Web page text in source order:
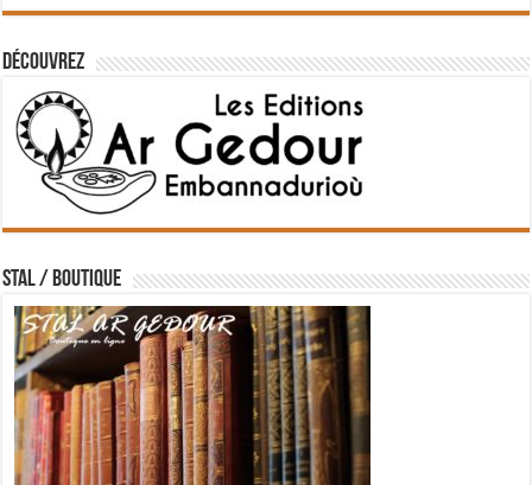
Découvrez
STAL / BOUTIQUE